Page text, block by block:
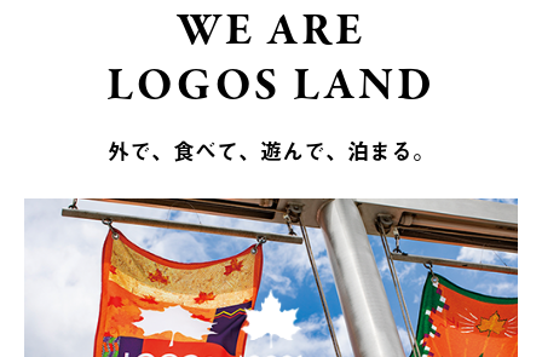
WE ARE
LOGOS LAND
外で、食べて、遊んで、泊まる。